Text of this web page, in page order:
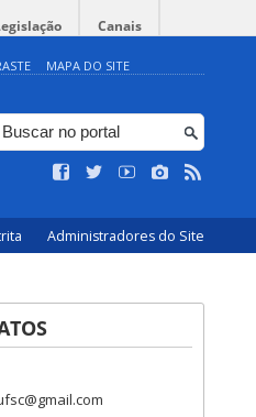
Canais
MAPA DO SITE
Administradores do Site